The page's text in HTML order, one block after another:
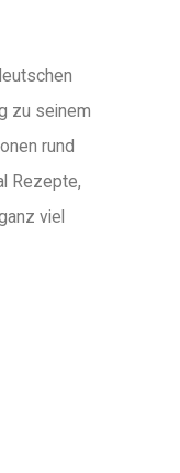
zu seinem
rund
Rezepte,
viel